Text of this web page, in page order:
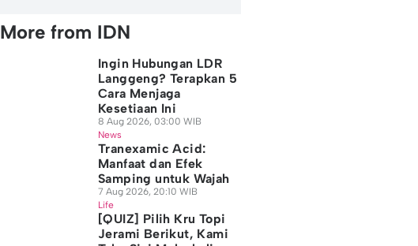
More from IDN
Ingin Hubungan LDR
Langgeng? Terapkan 5
Cara Menjaga
Kesetiaan Ini
8 Aug 2026, 03:00 WIB
News
Tranexamic Acid:
Manfaat dan Efek
Samping untuk Wajah
7 Aug 2026, 20:10 WIB
Life
[QUIZ] Pilih Kru Topi
Jerami Berikut, Kami